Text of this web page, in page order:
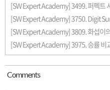
[SW Expert Academy] 3499. 퍼펙트
[SW Expert Academy] 3750. Digit
[SW Expert Academy] 3809. 화섭이
[SW Expert Academy] 3975. 승률 비
Comments